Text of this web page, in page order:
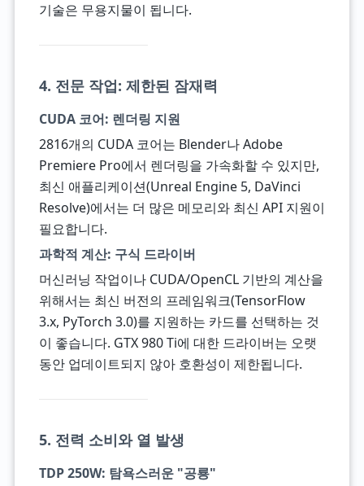
기술은 무용지물이 됩니다.
4. 전문 작업: 제한된 잠재력
CUDA 코어: 렌더링 지원
2816개의 CUDA 코어는 Blender나 Adobe
Premiere Pro에서 렌더링을 가속화할 수 있지만,
최신 애플리케이션(Unreal Engine 5, DaVinci
Resolve)에서는 더 많은 메모리와 최신 API 지원이
필요합니다.
과학적 계산: 구식 드라이버
머신러닝 작업이나 CUDA/OpenCL 기반의 계산을
위해서는 최신 버전의 프레임워크(TensorFlow
3.x, PyTorch 3.0)를 지원하는 카드를 선택하는 것
이 좋습니다. GTX 980 Ti에 대한 드라이버는 오랫
동안 업데이트되지 않아 호환성이 제한됩니다.
5. 전력 소비와 열 발생
TDP 250W: 탐욕스러운 "공룡"